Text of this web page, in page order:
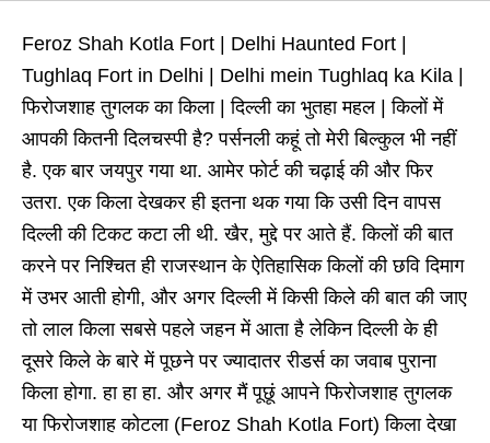
Feroz Shah Kotla Fort | Delhi Haunted Fort |
Tughlaq Fort in Delhi | Delhi mein Tughlaq ka Kila |
फिरोजशाह तुगलक का किला | दिल्ली का भुतहा महल | किलों में
आपकी कितनी दिलचस्पी है? पर्सनली कहूं तो मेरी बिल्कुल भी नहीं
है. एक बार जयपुर गया था. आमेर फोर्ट की चढ़ाई की और फिर
उतरा. एक किला देखकर ही इतना थक गया कि उसी दिन वापस
दिल्ली की टिकट कटा ली थी. खैर, मुद्दे पर आते हैं. किलों की बात
करने पर निश्चित ही राजस्थान के ऐतिहासिक किलों की छवि दिमाग
में उभर आती होगी, और अगर दिल्ली में किसी किले की बात की जाए
तो लाल किला सबसे पहले जहन में आता है लेकिन दिल्ली के ही
दूसरे किले के बारे में पूछने पर ज्यादातर रीडर्स का जवाब पुराना
किला होगा. हा हा हा. और अगर मैं पूछूं आपने फिरोजशाह तुगलक
या फिरोजशाह कोटला (Feroz Shah Kotla Fort) किला देखा